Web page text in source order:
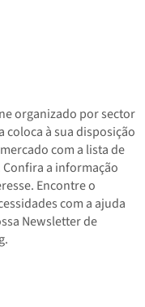
organizado por sector
coloca à sua disposição
com a lista de
a informação
Encontre o
com a ajuda
Newsletter de